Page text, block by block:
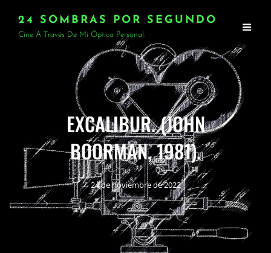
24 SOMBRAS POR SEGUNDO
Cine A Través De Mi Óptica Personal.
EXCALIBUR. (JOHN
BOORMAN, 1981).
24 de noviembre de 2022